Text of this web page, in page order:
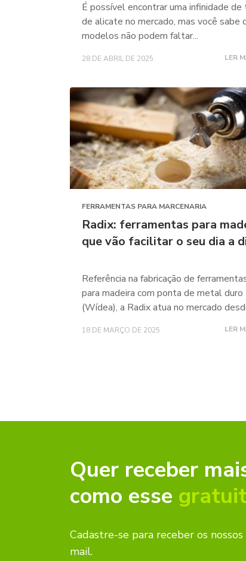
É possível encontrar uma infinidade de
de alicate no mercado, mas você sabe
modelos não podem faltar...
28 DE ABRIL DE 2025 LER
FERRAMENTAS PARA MARCENARIA
Radix: ferramentas para
que vão facilitar o seu dia a
Referência na fabricação de
para madeira com ponta de metal duro
(Wídea), a Radix atua no mercado
18 DE MARÇO DE 2025 LER
Quer receber
como esse
Cadastre-se para receber os
mail.